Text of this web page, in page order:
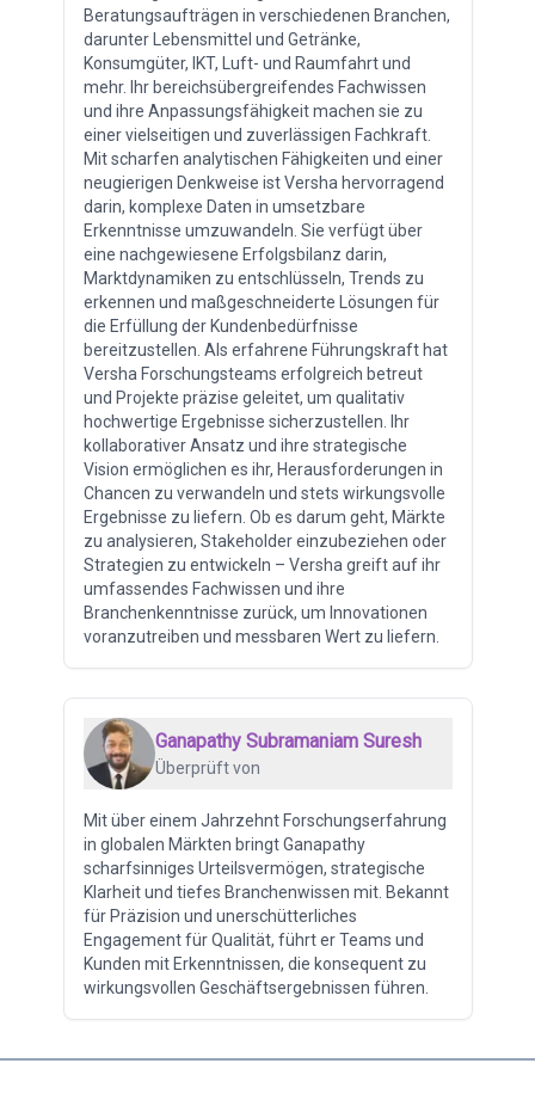
Beratungsaufträgen in verschiedenen Branchen,
darunter Lebensmittel und Getränke,
Konsumgüter, IKT, Luft- und Raumfahrt und
mehr. Ihr bereichsübergreifendes Fachwissen
und ihre Anpassungsfähigkeit machen sie zu
einer vielseitigen und zuverlässigen Fachkraft.
Mit scharfen analytischen Fähigkeiten und einer
neugierigen Denkweise ist Versha hervorragend
darin, komplexe Daten in umsetzbare
Erkenntnisse umzuwandeln. Sie verfügt über
eine nachgewiesene Erfolgsbilanz darin,
Marktdynamiken zu entschlüsseln, Trends zu
erkennen und maßgeschneiderte Lösungen für
die Erfüllung der Kundenbedürfnisse
bereitzustellen. Als erfahrene Führungskraft hat
Versha Forschungsteams erfolgreich betreut
und Projekte präzise geleitet, um qualitativ
hochwertige Ergebnisse sicherzustellen. Ihr
kollaborativer Ansatz und ihre strategische
Vision ermöglichen es ihr, Herausforderungen in
Chancen zu verwandeln und stets wirkungsvolle
Ergebnisse zu liefern. Ob es darum geht, Märkte
zu analysieren, Stakeholder einzubeziehen oder
Strategien zu entwickeln – Versha greift auf ihr
umfassendes Fachwissen und ihre
Branchenkenntnisse zurück, um Innovationen
voranzutreiben und messbaren Wert zu liefern.
Ganapathy Subramaniam Suresh
Überprüft von
Mit über einem Jahrzehnt Forschungserfahrung
in globalen Märkten bringt Ganapathy
scharfsinniges Urteilsvermögen, strategische
Klarheit und tiefes Branchenwissen mit. Bekannt
für Präzision und unerschütterliches
Engagement für Qualität, führt er Teams und
Kunden mit Erkenntnissen, die konsequent zu
wirkungsvollen Geschäftsergebnissen führen.